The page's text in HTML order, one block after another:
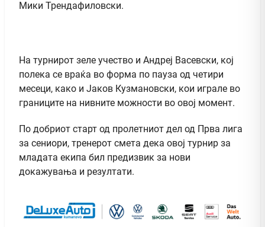
Мики Трендафиловски.
На турнирот зеле учество и Андреј Васевски, кој
полека се враќа во форма по пауза од четири
месеци, како и Јаков Кузмановски, кои играле во
границите на нивните можности во овој момент.
По добриот старт од пролетниот дел од Прва лига
за сениори, тренерот смета дека овој турнир за
младата екипа бил предизвик за нови
докажувања и резултати.